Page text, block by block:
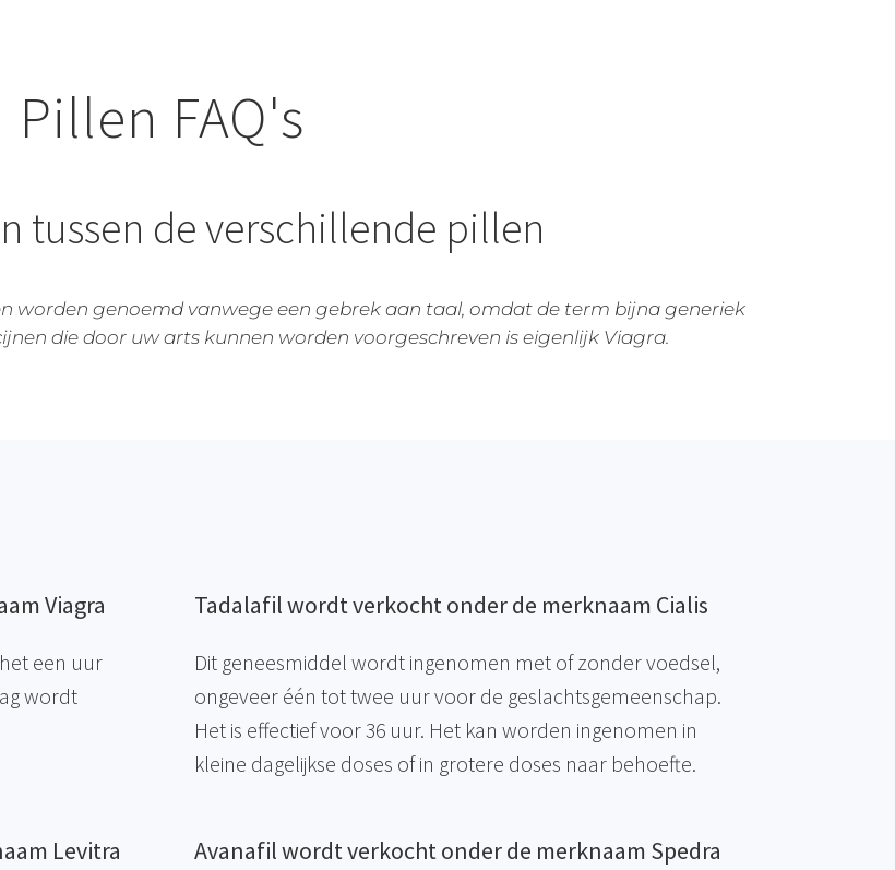
Pillen FAQ's
tussen de verschillende pillen
worden genoemd vanwege een gebrek aan taal, omdat de term bijna generiek
die door uw arts kunnen worden voorgeschreven is eigenlijk Viagra.
Viagra
een uur
wordt
Tadalafil wordt verkocht onder de merknaam Cialis
Dit geneesmiddel wordt ingenomen met of zonder voedsel,
ongeveer één tot twee uur voor de geslachtsgemeenschap.
Het is effectief voor 36 uur. Het kan worden ingenomen in
kleine dagelijkse doses of in grotere doses naar behoefte.
Levitra Avanafil wordt verkocht onder de merknaam Spedra